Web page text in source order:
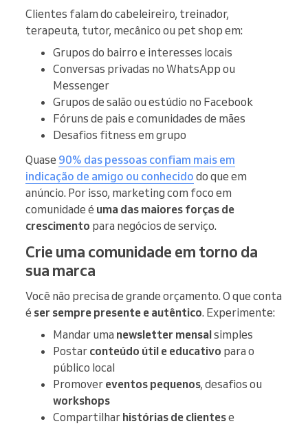
Clientes falam do cabeleireiro, treinador,
terapeuta, tutor, mecânico ou pet shop em:
Grupos do bairro e interesses locais
Conversas privadas no WhatsApp ou
Messenger
Grupos de salão ou estúdio no Facebook
Fóruns de pais e comunidades de mães
Desafios fitness em grupo
Quase 90% das pessoas confiam mais em
indicação de amigo ou conhecido do que em
anúncio. Por isso, marketing com foco em
comunidade é uma das maiores forças de
crescimento para negócios de serviço.
Crie uma comunidade em torno da
sua marca
Você não precisa de grande orçamento. O que conta
é ser sempre presente e autêntico. Experimente:
Mandar uma newsletter mensalsimples
Postar conteúdo útil e educativo para o
público local
Promover eventos pequenos, desafios ou
workshops
Compartilhar histórias de clientese